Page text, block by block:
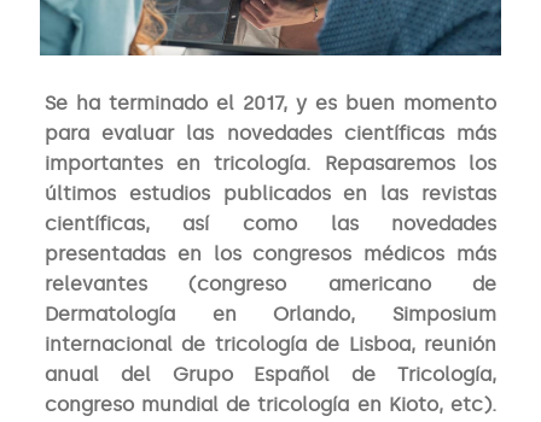
Se ha terminado el 2017, y es buen momento
para evaluar las novedades científicas más
importantes en tricología. Repasaremos los
últimos estudios publicados en las revistas
científicas, así como las novedades
presentadas en los congresos médicos más
relevantes (congreso americano de
Dermatología en Orlando, Simposium
internacional de tricología de Lisboa, reunión
anual del Grupo Español de Tricología,
congreso mundial de tricología en Kioto, etc).